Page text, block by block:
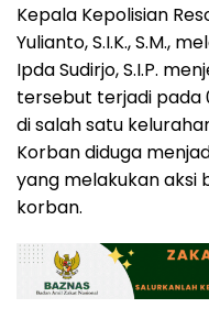
Kepala Kepolisian
Yulianto, S.I.K., S.M.,
Ipda Sudirjo, S.I.P.
tersebut terjadi pada
di salah satu
Korban diduga
yang melakukan
korban.